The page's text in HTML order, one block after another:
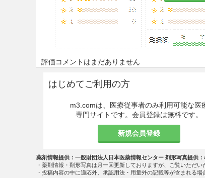
評価コメントはまだありません
はじめてご利用の方
m3.comは、医療従事者のみ利用可能な医
専門サイトです。会員登録は無料です。
新規会員登録
薬剤情報提供：一般財団法人日本医薬情報センター 剤形写真提供
・薬剤情報・剤形写真は月一回更新しておりますが、ご覧いただ
・投稿内容の中に適応外、承認用法・用量外の記載等が含まれる